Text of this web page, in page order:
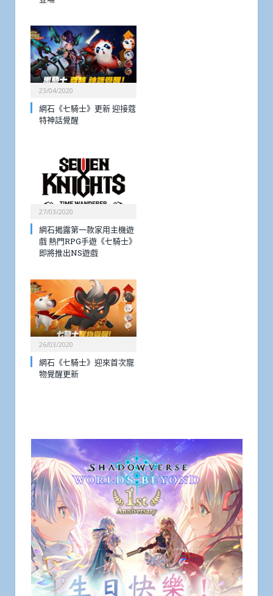
23/04/2020
網石《七騎士》更新 迎接蔻
特神話覺醒
27/03/2020
網石揭露第一款家用主機遊
戲 熱門RPG手遊《七騎士》
即將推出NS遊戲
26/03/2020
網石《七騎士》迎來首次寵
物覺醒更新